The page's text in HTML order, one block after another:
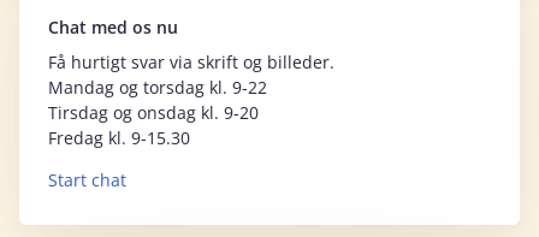
Chat med os nu
Få hurtigt svar via skrift og billeder.
Mandag og torsdag kl. 9-22
Tirsdag og onsdag kl. 9-20
Fredag kl. 9-15.30
Start chat